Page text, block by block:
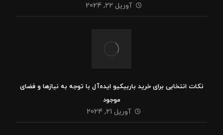
آوریل 22, 2024
نکات انتخابی برای خرید باربیکیو ایده‌آل با توجه به نیازها و فضای
موجود
آوریل 21, 2024